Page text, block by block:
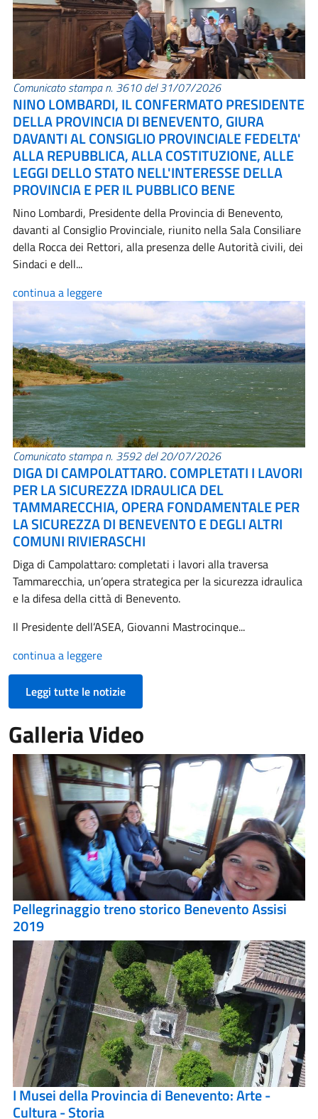
Comunicato stampa n. 3610 del 31/07/2026
NINO LOMBARDI, IL CONFERMATO PRESIDENTE
DELLA PROVINCIA DI BENEVENTO, GIURA
DAVANTI AL CONSIGLIO PROVINCIALE FEDELTA'
ALLA REPUBBLICA, ALLA COSTITUZIONE, ALLE
LEGGI DELLO STATO NELL'INTERESSE DELLA
PROVINCIA E PER IL PUBBLICO BENE
Nino Lombardi, Presidente della Provincia di Benevento,
davanti al Consiglio Provinciale, riunito nella Sala Consiliare
della Rocca dei Rettori, alla presenza delle Autorità civili, dei
Sindaci e dell...
continua a leggere
Comunicato stampa n. 3592 del 20/07/2026
DIGA DI CAMPOLATTARO. COMPLETATI I LAVORI
PER LA SICUREZZA IDRAULICA DEL
TAMMARECCHIA, OPERA FONDAMENTALE PER
LA SICUREZZA DI BENEVENTO E DEGLI ALTRI
COMUNI RIVIERASCHI
Diga di Campolattaro: completati i lavori alla traversa
Tammarecchia, un’opera strategica per la sicurezza idraulica
e la difesa della città di Benevento.
Il Presidente dell’ASEA, Giovanni Mastrocinque...
continua a leggere
Leggi tutte le notizie
Galleria Video
Pellegrinaggio treno storico Benevento Assisi
2019
I Musei della Provincia di Benevento: Arte -
Cultura - Storia